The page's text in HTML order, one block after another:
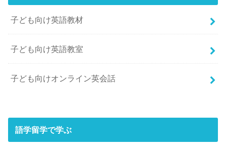
子ども向け英語教材
子ども向け英語教室
子ども向けオンライン英会話
語学留学で学ぶ